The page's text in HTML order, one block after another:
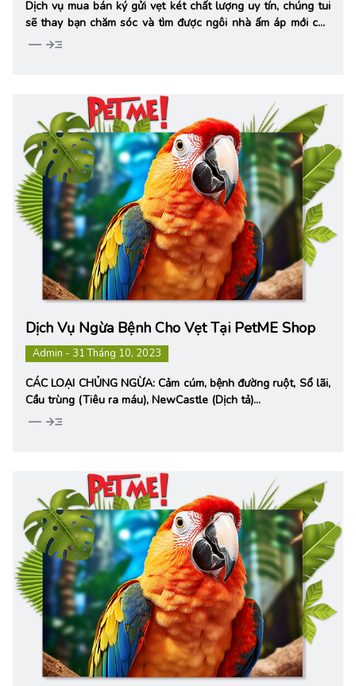
Dịch vụ mua bán ký gửi vẹt két chất lượng uy tín, chúng tui
sẽ thay bạn chăm sóc và tìm được ngôi nhà ấm áp mới cho
nhửng chú vẹt.
horizontal_rule read_more
Dịch Vụ Ngừa Bệnh Cho Vẹt Tại PetME Shop
Admin - 31 Tháng 10, 2023
CÁC LOẠI CHỦNG NGỪA: Cảm cúm, bệnh đường ruột, Sổ lãi,
Cầu trùng (Tiêu ra máu), NewCastle (Dịch tả)…
horizontal_rule read_more